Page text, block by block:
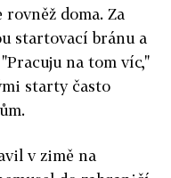
doma. Za
startovací bránu a
na tom víc,"
starty často
v zimě na